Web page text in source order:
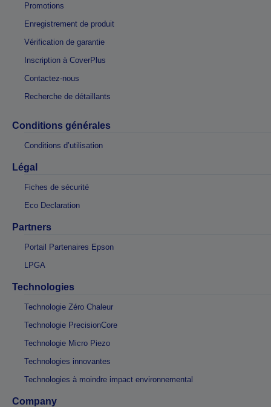
Promotions
Enregistrement de produit
Vérification de garantie
Inscription à CoverPlus
Contactez-nous
Recherche de détaillants
Conditions générales
Conditions d’utilisation
Légal
Fiches de sécurité
Eco Declaration
Partners
Portail Partenaires Epson
LPGA
Technologies
Technologie Zéro Chaleur
Technologie PrecisionCore
Technologie Micro Piezo
Technologies innovantes
Technologies à moindre impact environnemental
Company